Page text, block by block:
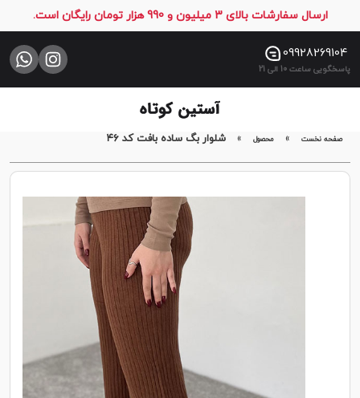
ارسال سفارشات بالای 3 میلیون و 990 هزار تومان رایگان است.
09928269104
پاسخگویی ساعت 10 الی 21
صفحه
نخست
فروشگاه
صفحه نخست » محصول » شلوار بگ ساده بافت کد ۴۶